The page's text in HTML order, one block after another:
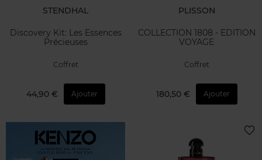
STENDHAL
Discovery Kit: Les Essences
Précieuses
Coffret
44,90 € Ajouter
PLISSON
COLLECTION 1808 - EDITION
VOYAGE
Coffret
180,50 € Ajouter